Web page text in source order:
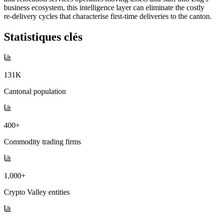
business ecosystem, this intelligence layer can eliminate the costly
re-delivery cycles that characterise first-time deliveries to the canton.
Statistiques clés
131K
Cantonal population
400+
Commodity trading firms
1,000+
Crypto Valley entities